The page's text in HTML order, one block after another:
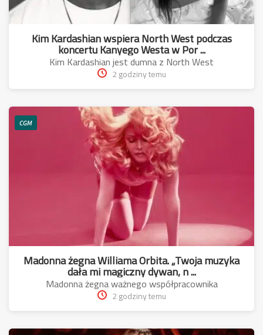
Kim Kardashian wspiera North West podczas
koncertu Kanyego Westa w Por ...
Kim Kardashian jest dumna z North West
2 godziny temu
CGM
Madonna żegna Williama Orbita. „Twoja muzyka
dała mi magiczny dywan, n ...
Madonna żegna ważnego współpracownika
2 godziny temu